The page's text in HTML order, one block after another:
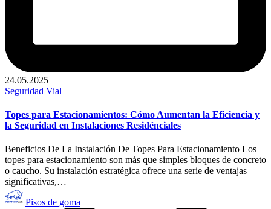
24.05.2025
Publicado
Seguridad Vial
Topes para Estacionamientos: Cómo Aumentan la Eficiencia y
la Seguridad en Instalaciones Residénciales
Beneficios De La Instalación De Topes Para Estacionamiento Los
topes para estacionamiento son más que simples bloques de concreto
o caucho. Su instalación estratégica ofrece una serie de ventajas
significativas,…
Publicado
por
Pisos de goma